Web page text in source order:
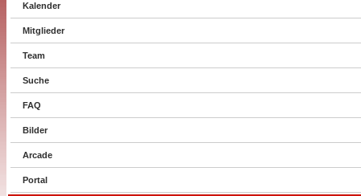
Kalender
Mitglieder
Team
Suche
FAQ
Bilder
Arcade
Portal